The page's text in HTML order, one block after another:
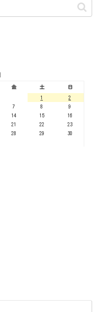
金 土 日
1
2
7 8
9
14 15
16
21 22
23
28 29
30